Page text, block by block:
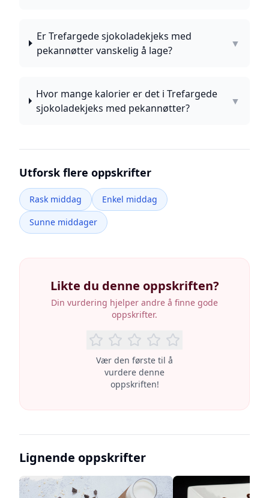
Er Trefargede sjokoladekjeks med
pekannøtter vanskelig å lage?
▼
Hvor mange kalorier er det i Trefargede
sjokoladekjeks med pekannøtter?
▼
Utforsk flere oppskrifter
Rask middag
Enkel middag
Sunne middager
Likte du denne oppskriften?
Din vurdering hjelper andre å finne gode
oppskrifter.
Vær den første til å
vurdere denne
oppskriften!
Lignende oppskrifter